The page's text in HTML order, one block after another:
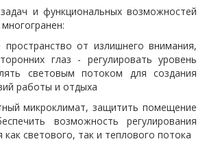
и функциональных возможностей
пространство от излишнего внимания,
глаз - регулировать уровень
световым потоком для создания
работы и отдыха
микроклимат, защитить помещение
возможность регулирования
светового, так и теплового потока